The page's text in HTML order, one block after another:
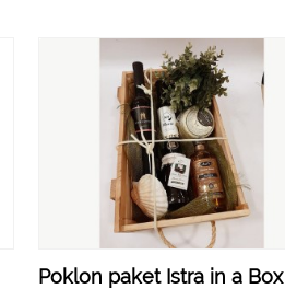
Poklon paket Istra in a Box